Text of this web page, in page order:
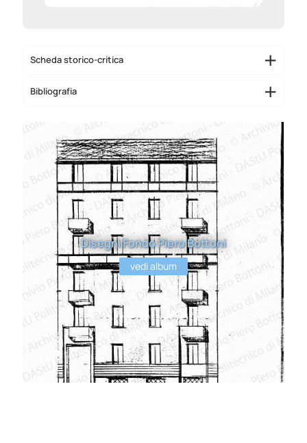
Scheda storico-critica
Bibliografia
Disegni Fondo Piero Bottoni
vedi album